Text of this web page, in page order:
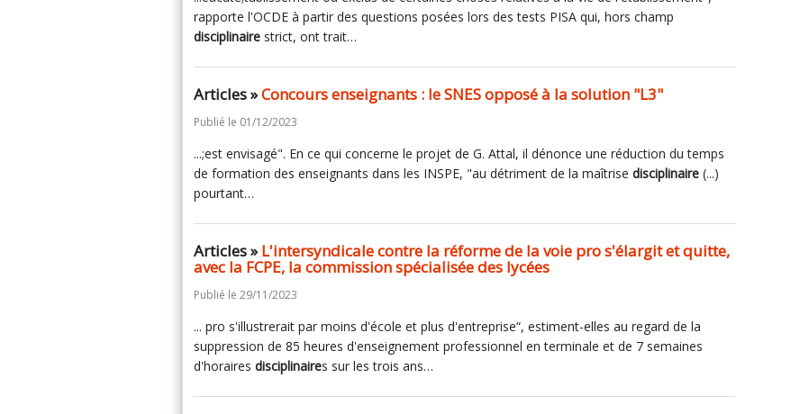
rapporte l'OCDE à partir des questions posées lors des tests PISA qui, hors champ
disciplinaire strict, ont trait…
Articles »Concours enseignants : le SNES opposé à la solution "L3"
Publié le 01/12/2023
...;est envisagé". En ce qui concerne le projet de G. Attal, il dénonce une réduction du temps
de formation des enseignants dans les INSPE, "au détriment de la maîtrise disciplinaire (...)
pourtant…
Articles »L'intersyndicale contre la réforme de la voie pro s'élargit et quitte,
avec la FCPE, la commission spécialisée des lycées
Publié le 29/11/2023
... pro s'illustrerait par moins d'école et plus d'entreprise“, estiment-elles au regard de la
suppression de 85 heures d'enseignement professionnel en terminale et de 7 semaines
d'horaires disciplinaires sur les trois ans…